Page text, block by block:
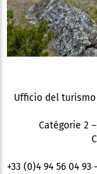
Ufficio del turismo
Catégorie 2
+33 (0)4 94 56 04 93